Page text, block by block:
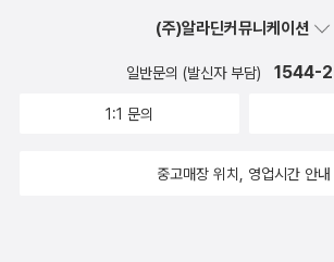
(주)알라딘커뮤니케이션
일반문의 (발신자 부담) 1544-
1:1 문의
중고매장 위치, 영업시간 안내